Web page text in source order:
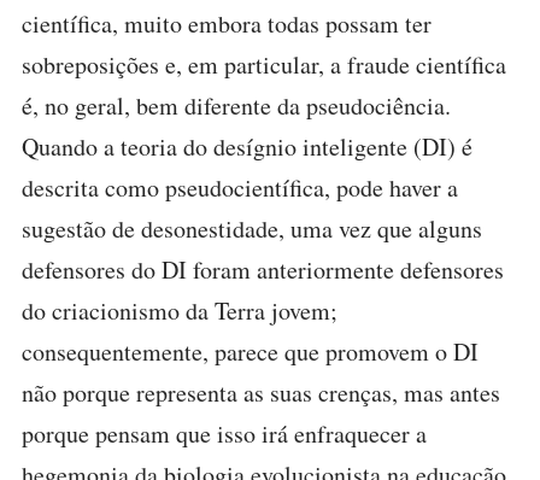
científica, muito embora todas possam ter
sobreposições e, em particular, a fraude científica
é, no geral, bem diferente da pseudociência.
Quando a teoria do desígnio inteligente (DI) é
descrita como pseudocientífica, pode haver a
sugestão de desonestidade, uma vez que alguns
defensores do DI foram anteriormente defensores
do criacionismo da Terra jovem;
consequentemente, parece que promovem o DI
não porque representa as suas crenças, mas antes
porque pensam que isso irá enfraquecer a